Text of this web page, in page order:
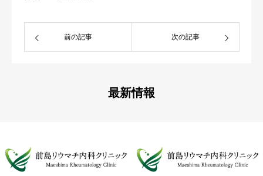
前の記事 次の記事
最新情報